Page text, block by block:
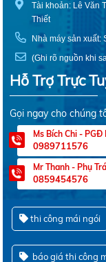
Tài khoản: Lê Văn
Thiết
Nhà máy sản xuất:
(Ghi rõ nguồn khi
Hỗ Trợ Trực
Gọi ngay cho chúng
Ms Bích Chi - PGĐ
0989711576
Mr Thanh - Phụ
0859454576
thi công mái ngói
báo giá thi công